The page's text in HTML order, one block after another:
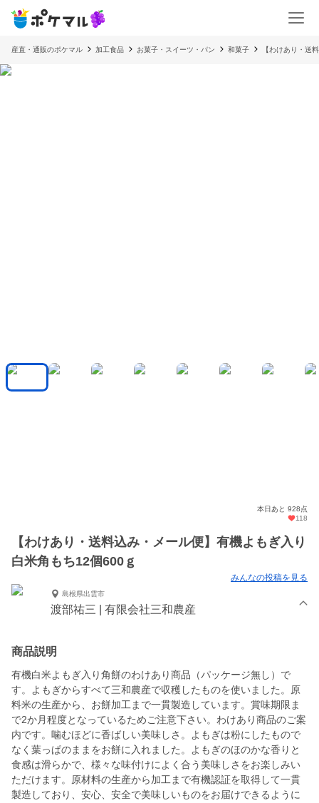
産直・通販のポケマル 加工食品 お菓子・スイーツ・パン 和菓子 【わけあり・送
本日あと 928点
118
【わけあり・送料込み・メール便】有機よもぎ入り
白米角もち12個600ｇ
みんなの投稿を見る
島根県出雲市
渡部祐三 | 有限会社三和農産
商品説明
有機白米よもぎ入り角餅のわけあり商品（パッケージ無し）で
す。よもぎからすべて三和農産で収穫したものを使いました。原
料米の生産から、お餅加工まで一貫製造しています。賞味期限ま
で2か月程度となっているためご注意下さい。わけあり商品のご案
内です。噛むほどに香ばしい美味しさ。よもぎは粉にしたもので
なく葉っぱのままをお餅に入れました。よもぎのほのかな香りと
食感は滑らかで、様々な味付けによく合う美味しさをお楽しみい
ただけます。原材料の生産から加工まで有機認証を取得して一貫
製造しており、安心、安全で美味しいものをお届けできるように